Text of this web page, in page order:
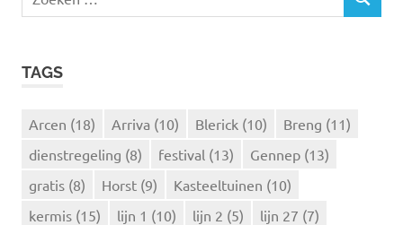
e
Z
TAGS
Arcen (18) Arriva (10) Blerick (10) Breng (11)
dienstregeling (8) festival (13) Gennep (13)
gratis (8) Horst (9) Kasteeltuinen (10)
kermis (15) lijn 1 (10) lijn 2 (5) lijn 27 (7)